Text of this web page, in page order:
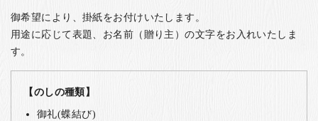
御希望により、掛紙をお付けいたします。
用途に応じて表題、お名前（贈り主）の文字をお入れいたしま
す。
【のしの種類】
御礼(蝶結び)